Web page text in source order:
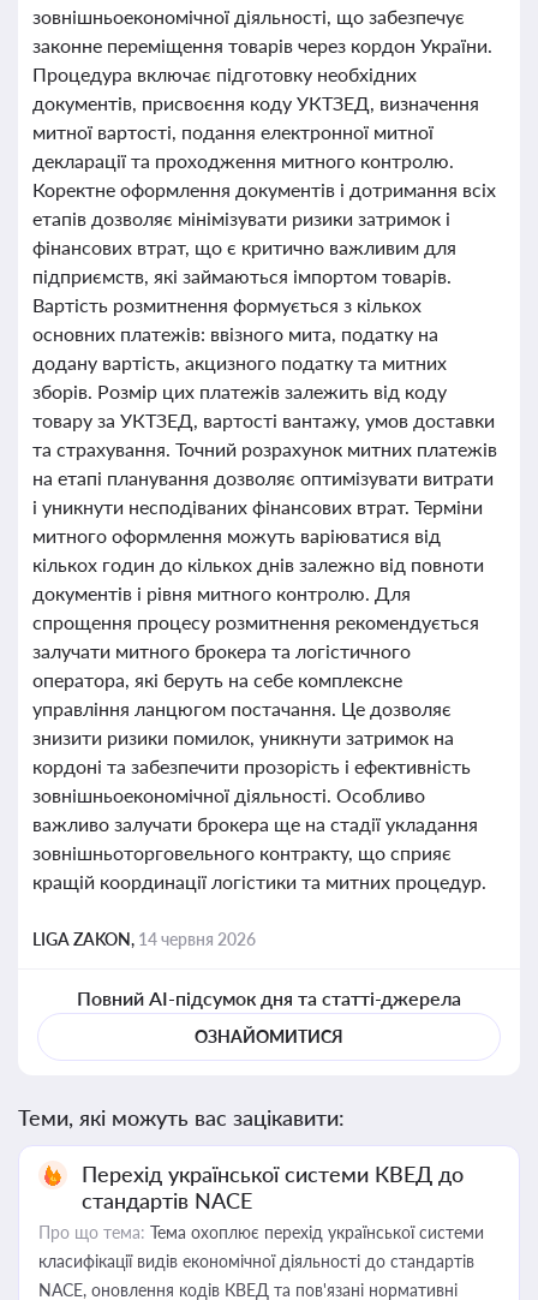
зовнішньоекономічної діяльності, що забезпечує
законне переміщення товарів через кордон України.
Процедура включає підготовку необхідних
документів, присвоєння коду УКТЗЕД, визначення
митної вартості, подання електронної митної
декларації та проходження митного контролю.
Коректне оформлення документів і дотримання всіх
етапів дозволяє мінімізувати ризики затримок і
фінансових втрат, що є критично важливим для
підприємств, які займаються імпортом товарів.
Вартість розмитнення формується з кількох
основних платежів: ввізного мита, податку на
додану вартість, акцизного податку та митних
зборів. Розмір цих платежів залежить від коду
товару за УКТЗЕД, вартості вантажу, умов доставки
та страхування. Точний розрахунок митних платежів
на етапі планування дозволяє оптимізувати витрати
і уникнути несподіваних фінансових втрат. Терміни
митного оформлення можуть варіюватися від
кількох годин до кількох днів залежно від повноти
документів і рівня митного контролю. Для
спрощення процесу розмитнення рекомендується
залучати митного брокера та логістичного
оператора, які беруть на себе комплексне
управління ланцюгом постачання. Це дозволяє
знизити ризики помилок, уникнути затримок на
кордоні та забезпечити прозорість і ефективність
зовнішньоекономічної діяльності. Особливо
важливо залучати брокера ще на стадії укладання
зовнішньоторговельного контракту, що сприяє
кращій координації логістики та митних процедур.
LIGA ZAKON, 14 червня 2026
Повний AI-підсумок дня та статті-джерела
ОЗНАЙОМИТИСЯ
Теми, які можуть вас зацікавити:
Перехід української системи КВЕД до
стандартів NACE
Про що тема: Тема охоплює перехід української системи
класифікації видів економічної діяльності до стандартів
NACE, оновлення кодів КВЕД та пов'язані нормативні